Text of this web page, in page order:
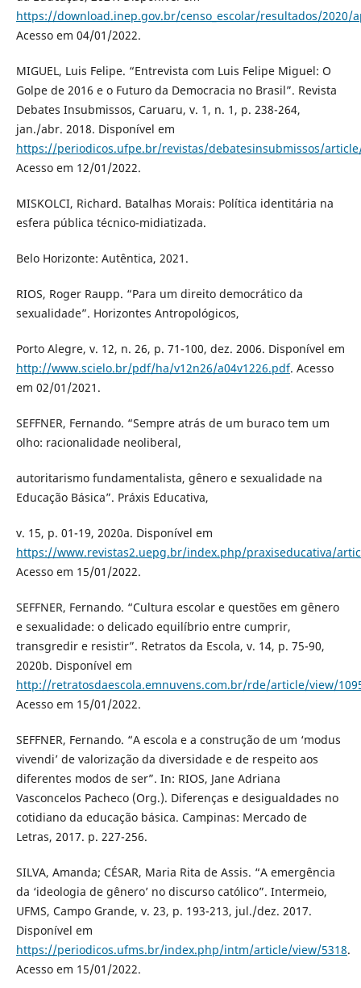
https://download.inep.gov.br/censo_escolar/resultados/2020/
Acesso em 04/01/2022.
MIGUEL, Luis Felipe. “Entrevista com Luis Felipe Miguel: O
Golpe de 2016 e o Futuro da Democracia no Brasil”. Revista
Debates Insubmissos, Caruaru, v. 1, n. 1, p. 238-264,
jan./abr. 2018. Disponível em
https://periodicos.ufpe.br/revistas/debatesinsubmissos/
Acesso em 12/01/2022.
MISKOLCI, Richard. Batalhas Morais: Política identitária na
esfera pública técnico-midiatizada.
Belo Horizonte: Autêntica, 2021.
RIOS, Roger Raupp. “Para um direito democrático da
sexualidade”. Horizontes Antropológicos,
Porto Alegre, v. 12, n. 26, p. 71-100, dez. 2006. Disponível em
http://www.scielo.br/pdf/ha/v12n26/a04v1226.pdf. Acesso
em 02/01/2021.
SEFFNER, Fernando. “Sempre atrás de um buraco tem um
olho: racionalidade neoliberal,
autoritarismo fundamentalista, gênero e sexualidade na
Educação Básica”. Práxis Educativa,
v. 15, p. 01-19, 2020a. Disponível em
https://www.revistas2.uepg.br/index.php/praxiseducativa/
Acesso em 15/01/2022.
SEFFNER, Fernando. “Cultura escolar e questões em gênero
e sexualidade: o delicado equilíbrio entre cumprir,
transgredir e resistir”. Retratos da Escola, v. 14, p. 75-90,
2020b. Disponível em
http://retratosdaescola.emnuvens.com.br/rde/article/view/
Acesso em 15/01/2022.
SEFFNER, Fernando. “A escola e a construção de um ‘modus
vivendi’ de valorização da diversidade e de respeito aos
diferentes modos de ser”. In: RIOS, Jane Adriana
Vasconcelos Pacheco (Org.). Diferenças e desigualdades no
cotidiano da educação básica. Campinas: Mercado de
Letras, 2017. p. 227-256.
SILVA, Amanda; CÉSAR, Maria Rita de Assis. “A emergência
da ‘ideologia de gênero’ no discurso católico”. Intermeio,
UFMS, Campo Grande, v. 23, p. 193-213, jul./dez. 2017.
Disponível em
https://periodicos.ufms.br/index.php/intm/article/view/5318.
Acesso em 15/01/2022.